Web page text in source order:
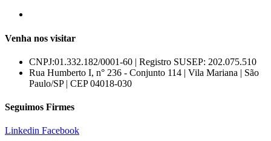
Venha nos visitar
CNPJ:01.332.182/0001-60 | Registro SUSEP: 202.075.510
Rua Humberto I, n° 236 - Conjunto 114 | Vila Mariana | São
Paulo/SP | CEP 04018-030
Seguimos Firmes
Linkedin Facebook